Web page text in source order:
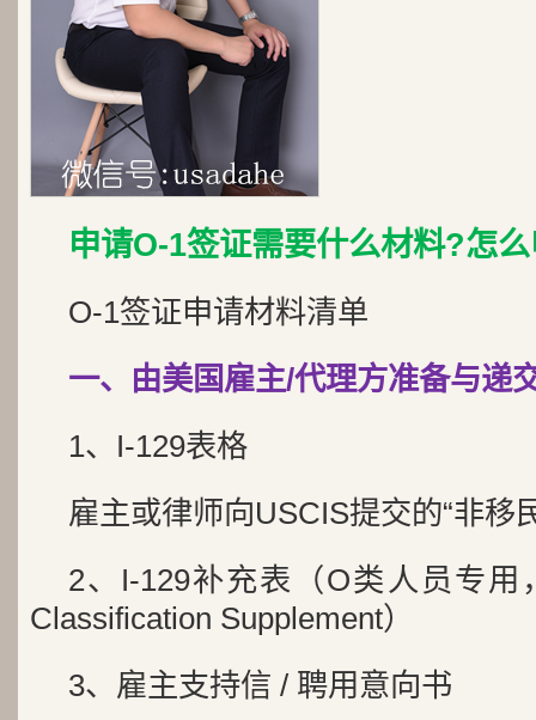
申请O-1签证需要什么材料?怎
O-1签证申请材料清单
一、由美国雇主/代理方准备与递
1、I-129表格
雇主或律师向USCIS提交的“非移
2、I-129补充表（O类人员专用
Classification Supplement）
3、雇主支持信 / 聘用意向书